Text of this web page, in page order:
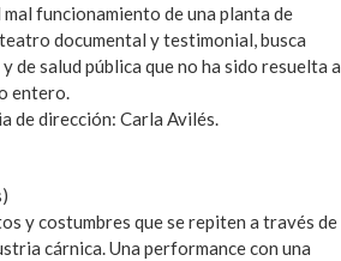
funcionamiento de una planta de
documental y testimonial, busca
salud pública que no ha sido resuelta a
entero.
de dirección: Carla Avilés.
y costumbres que se repiten a través de
cárnica. Una performance con una